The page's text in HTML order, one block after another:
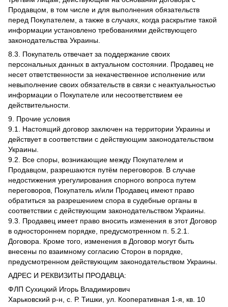
Продавцом, в том числе и для выполнения обязательств
перед Покупателем, а также в случаях, когда раскрытие такой
информации установлено требованиями действующего
законодательства Украины.
8.3. Покупатель отвечает за поддержание своих
персональных данных в актуальном состоянии. Продавец не
несет ответственности за некачественное исполнение или
невыполнение своих обязательств в связи с неактуальностью
информации о Покупателе или несоответствием ее
действительности.
9. Прочие условия
9.1. Настоящий договор заключен на территории Украины и
действует в соответствии с действующим законодательством
Украины.
9.2. Все споры, возникающие между Покупателем и
Продавцом, разрешаются путём переговоров. В случае
недостижения урегулирования спорного вопроса путем
переговоров, Покупатель и/или Продавец имеют право
обратиться за разрешением спора в судебные органы в
соответствии с действующим законодательством Украины.
9.3. Продавец имеет право вносить изменения в этот Договор
в одностороннем порядке, предусмотренном п. 5.2.1.
Договора. Кроме того, изменения в Договор могут быть
внесены по взаимному согласию Сторон в порядке,
предусмотренном действующим законодательством Украины.
АДРЕС И РЕКВИЗИТЫ ПРОДАВЦА:
ФЛП Сухицкий Игорь Владимирович
Харьковский р-н, с. Р. Тишки, ул. Кооперативная 1-я, кв. 10